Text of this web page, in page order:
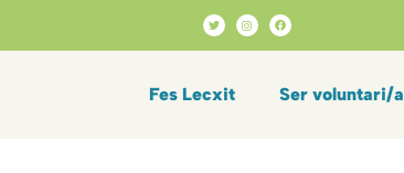
Fes Lecxit Ser voluntari/a